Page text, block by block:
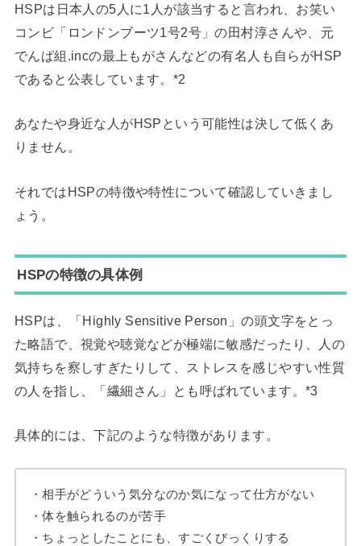
HSPは日本人の5人に1人が該当すると言われ、お笑い
コンビ「ロンドンブーツ1号2号」の田村淳さんや、元
でんぱ組.incの最上もがさんなどの有名人も自らがHSP
であると公表しています。*2
あなたや身近な人がHSPという可能性は決して低くあ
りません。
それではHSPの特徴や特性について確認していきまし
ょう。
HSPの特徴の具体例
HSPは、「Highly Sensitive Person」の頭文字をとっ
た略語で、視覚や聴覚などが極端に敏感だったり、人の
気持ちを察しすぎたりして、ストレスを感じやすい性質
の人を指し、「繊細さん」とも呼ばれています。*3
具体的には、下記のような特徴があります。
・相手がどういう気分なのか気になって仕方がない
・体を触られるのが苦手
・ちょっとしたことにも、すごくびっくりする